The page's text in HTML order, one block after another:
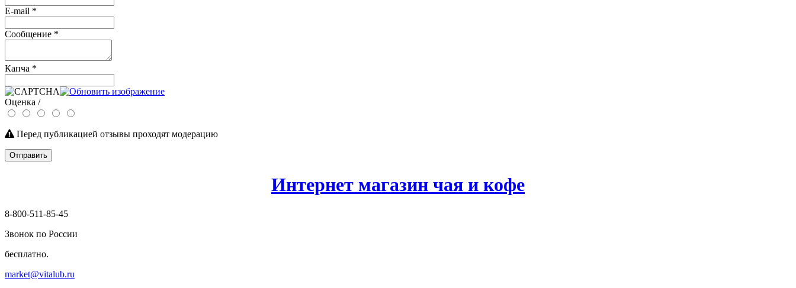
E-mail *
Сообщение *
Капча *
Оценка /
Перед публикацией отзывы проходят модерацию
Отправить
Интернет магазин чая и кофе
8-800-511-85-45
Звонок по России
бесплатно.
market@vitalub.ru